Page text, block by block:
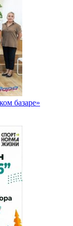
базаре»